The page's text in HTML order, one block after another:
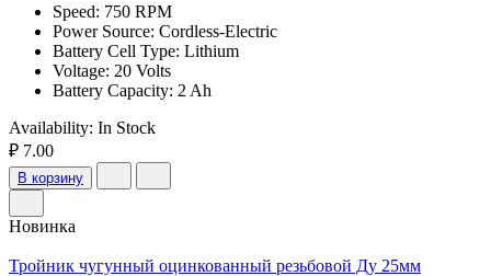
Speed: 750 RPM
Power Source: Cordless-Electric
Battery Cell Type: Lithium
Voltage: 20 Volts
Battery Capacity: 2 Ah
Availability: In Stock
₽ 7.00
В корзину
Новинка
Тройник чугунный оцинкованный резьбовой Ду 25мм